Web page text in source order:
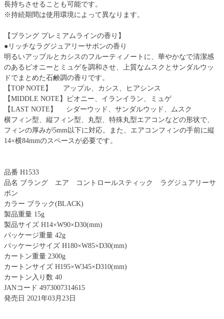
長持ちさせることも可能です。
※持続期間は使用環境によって異なります。
【ブラング プレミアムラインの香り】
●リッチなラグジュアリーサボンの香り
明るいアップルとカシスのフルーティノートに、華やかなで清潔感
のあるピオニーとミュゲを調和させ、上質なムスクとサンダルウッ
ドでまとめた石鹸調の香りです。
【TOP NOTE】 アップル、カシス、ヒアシンス
【MIDDLE NOTE】ピオニー、イランイラン、ミュゲ
【LAST NOTE】 シダーウッド、サンダルウッド、ムスク
横フィン型、縦フィン型、丸型、特殊丸型エアコンなどの形状で、
フィンの厚みが5mm以下に対応。また、エアコンフィンの手前に縦
14×横84mmのスペースが必要です。
品番 H1533
品名 ブラング エア コントロールスティック ラグジュアリーサ
ボン
カラー ブラック(BLACK)
製品重量 15g
製品サイズ H14×W90×D30(mm)
パッケージ重量 42g
パッケージサイズ H180×W85×D30(mm)
カートン重量 2300g
カートンサイズ H195×W345×D310(mm)
カートン入り数 40
JANコード 4973007314615
発売日 2021年03月23日